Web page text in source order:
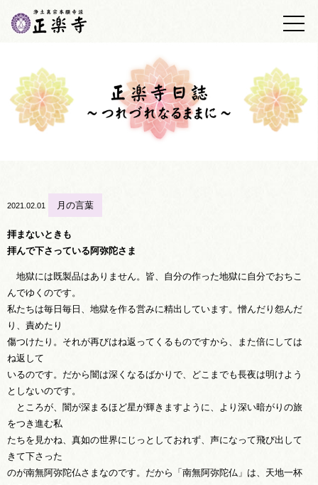
トップ
浄土真宗について
墓地・墓苑
仏事の心得
お問い合わせ
2021.02.01 月の言葉
拝まないときも
拝んで下さっている阿弥陀さま
地獄には既製品はありません。皆、自分の作った地獄に自分でおちこ
んでゆくのです。
私たちは毎日毎日、地獄を作る営みに精出しています。憎んだり怨んだ
り、責めたり
傷つけたり。それが再びはね返ってくるものですから、また倍にしては
ね返して
いるのです。だから闇は深くなるばかりで、どこまでも長夜は明けよう
としないのです。
ところが、闇が深まるほど星が輝きますように、より深い暗がりの旅
をつき進む私
たちを見かね、真如の世界にじっとしておれず、声になって飛び出して
きて下さった
のが南無阿弥陀仏さまなのです。だから「南無阿弥陀仏」は、天地一杯